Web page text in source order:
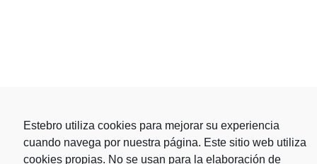
Estebro utiliza cookies para mejorar su experiencia
cuando navega por nuestra página. Este sitio web utiliza
cookies propias. No se usan para la elaboración de